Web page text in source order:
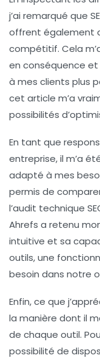
j’ai remarqué que
offrent également
compétitif. Cela
en conséquence
à mes clients plus
cet article m’a
possibilités
En tant que
entreprise, il m’a
adapté à mes
permis de
l’audit technique
Ahrefs a retenu
intuitive et sa
outils, une
besoin dans notre
Enfin, ce que
la manière dont il
de chaque outil.
possibilité de